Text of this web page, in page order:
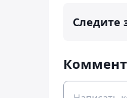
Следите